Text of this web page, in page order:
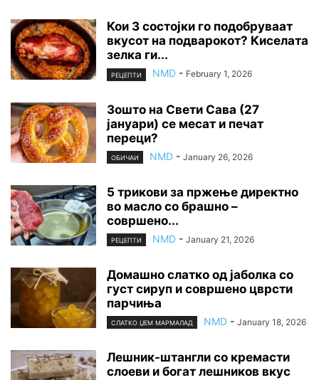
Кои 3 состојки го подобруваат
вкусот на подварокот? Киселата
зелка ги...
РЕЦЕПТИ NMD - February 1, 2026
Зошто на Свети Сава (27
јануари) се месат и печат
переци?
ОБИЧАИ NMD - January 26, 2026
5 трикови за пржење директно
во масло со брашно –
совршено...
РЕЦЕПТИ NMD - January 21, 2026
Домашно слатко од јаболка со
густ сируп и совршено цврсти
парчиња
СЛАТКО ЏЕМ МАРМАЛАД NMD - January 18, 2026
Лешник-штaнгли со кремасти
слоеви и богат лешников вкус